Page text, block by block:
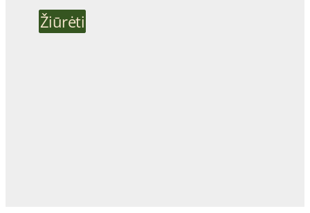
Žiūrėti